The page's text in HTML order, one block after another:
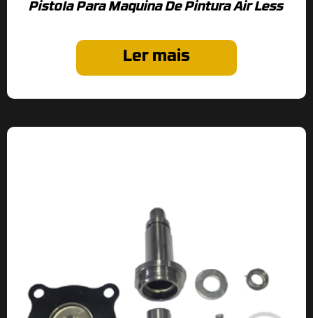
Pistola Para Maquina De Pintura Air Less
Ler mais